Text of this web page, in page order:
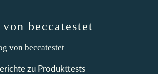
beccatestet
zu Produkttests